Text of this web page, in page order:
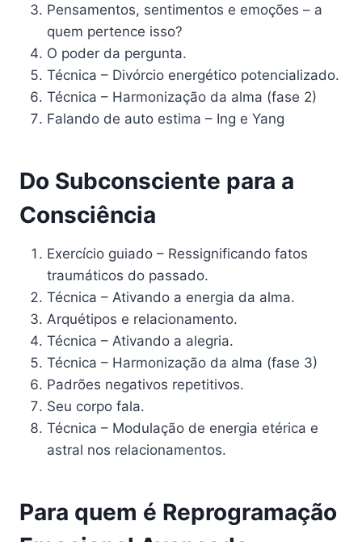
Pensamentos, sentimentos e emoções – a
quem pertence isso?
O poder da pergunta.
Técnica – Divórcio energético potencializado.
Técnica – Harmonização da alma (fase 2)
Falando de auto estima – Ing e Yang
Do Subconsciente para a
Consciência
Exercício guiado – Ressignificando fatos
traumáticos do passado.
Técnica – Ativando a energia da alma.
Arquétipos e relacionamento.
Técnica – Ativando a alegria.
Técnica – Harmonização da alma (fase 3)
Padrões negativos repetitivos.
Seu corpo fala.
Técnica – Modulação de energia etérica e
astral nos relacionamentos.
Para quem é Reprogramação